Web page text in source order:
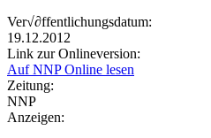
Ver√∂ffentlichungsdatum:
19.12.2012
Link zur Onlineversion:
Auf NNP Online lesen
Zeitung:
NNP
Anzeigen: